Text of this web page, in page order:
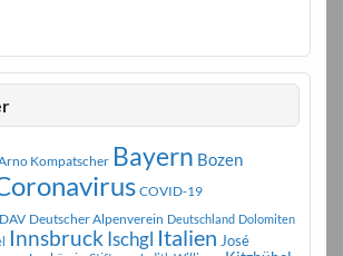
Kompatscher Bayern Bozen
COVID-19
DAV Deutscher Alpenverein Deutschland Dolomiten
Innsbruck Ischgl Italien José